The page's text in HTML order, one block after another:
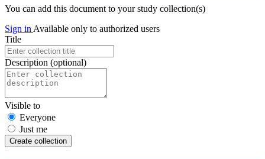
You can add this document to your study collection(s)
Sign in Available only to authorized users
Title
Description (optional)
Visible to
Everyone
Just me
Create collection